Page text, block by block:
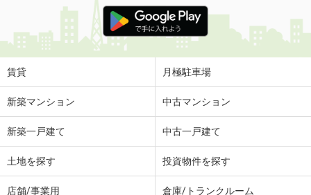
賃貸 月極駐車場
新築マンション 中古マンション
新築一戸建て 中古一戸建て
土地を探す 投資物件を探す
店舗/事業用 倉庫/トランクルーム